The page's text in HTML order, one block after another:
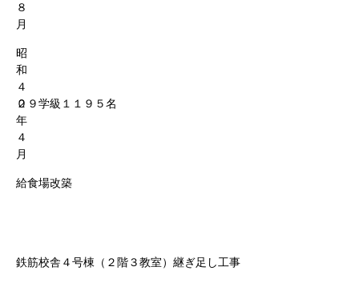
８
月
昭
和
４
０
年
４
月
２９学級１１９５名
給食場改築
鉄筋校舎４号棟（２階３教室）継ぎ足し工事